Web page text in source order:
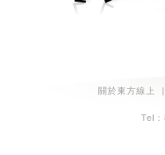
關於東方線上
Tel